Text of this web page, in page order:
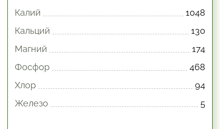
Калий
1048
Кальций
130
Магний
174
Фосфор
468
Хлор
94
Железо
5